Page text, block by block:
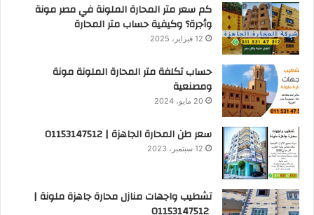
كم سعر متر المحارة الملونة في مصر مونة
وأجرة؟ وكيفية حساب متر المحارة
12 فبراير، 2025
حساب تكلفة متر المحارة الملونة مونة
ومصنعية
20 مايو، 2024
سعر طن المحارة الجاهزة | 01153147512
12 سبتمبر، 2023
تشطيب واجهات منازل محارة جاهزة ملونة |